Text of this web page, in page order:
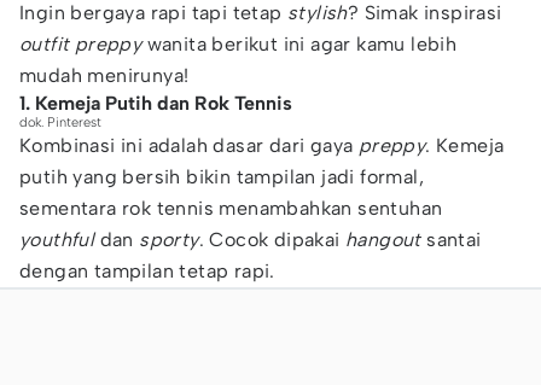
Ingin bergaya rapi tapi tetap stylish? Simak inspirasi
outfit preppywanita berikut ini agar kamu lebih
mudah menirunya!
1. Kemeja Putih dan Rok Tennis
dok. Pinterest
Kombinasi ini adalah dasar dari gaya preppy. Kemeja
putih yang bersih bikin tampilan jadi formal,
sementara rok tennis menambahkan sentuhan
youthfuldan sporty. Cocok dipakai hangoutsantai
dengan tampilan tetap rapi.